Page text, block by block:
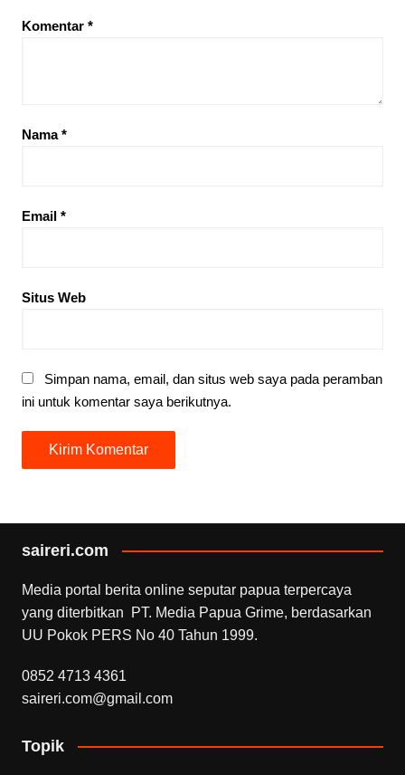
Komentar *
Nama*
Email *
Situs Web
Simpan nama, email, dan situs web saya pada peramban
ini untuk komentar saya berikutnya.
saireri.com
Media portal berita online seputar papua terpercaya
yang diterbitkan PT. Media Papua Grime, berdasarkan
UU Pokok PERS No 40 Tahun 1999.
0852 4713 4361
saireri.com@gmail.com
Topik